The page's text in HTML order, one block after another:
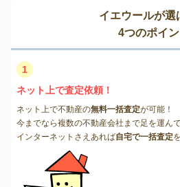
イエウールが選
4つのポイン
1
ネット上で査定依頼！
ネット上で不動産の無料一括査定が可能！
今までなら複数の不動産会社まで足を運ん
インターネットさえあれば自宅で一括査定